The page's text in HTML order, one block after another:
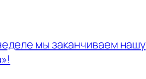
мы заканчиваем нашу